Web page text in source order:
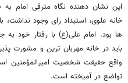
این نشان دهنده نگاه مترقی امام
خانه علوی، استبداد رای وجود
ها بود. امام علی(ع) با رفتار خود به
باید در خانه مهربان ترین و مشورت
واقع حقیقت شخصیت امیرالمؤمنین
تواضع در آمیخته است.